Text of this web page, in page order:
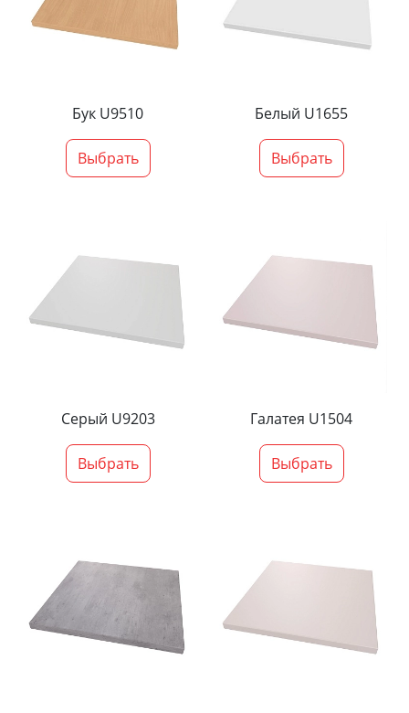
Бук U9510
Выбрать
Белый U1655
Выбрать
Серый U9203
Выбрать
Галатея U1504
Выбрать